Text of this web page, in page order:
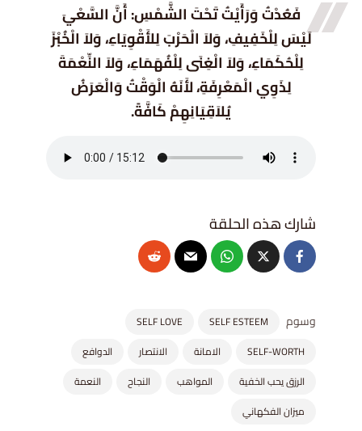
فَعُدْتُ وَرَأَيْتُ تَحْتَ الشَّمْسِ: أَنَّ السَّعْيَ
لَيْسَ لِلْخَفِيفِ، وَلاَ الْحَرْبَ لِلأَقْوِيَاءِ، وَلاَ الْخُبْزَ
لِلْحُكَمَاءِ، وَلاَ الْغِنَى لِلْفُهَمَاءِ، وَلاَ النِّعْمَةَ
لِذَوِي الْمَعْرِفَةِ، لأَنَهُ الْوَقْتُ وَالْعَرَضُ
يُلاَقِيَانِهِمْ كَافَّةً.
وسوم SELF ESTEEM
SELF LOVE
SELF-WORTH
الامانة الانتصار
الدوافع
الرزق يحب الخفية
المواهب النجاح
النعمة
ميزان الفكهاني